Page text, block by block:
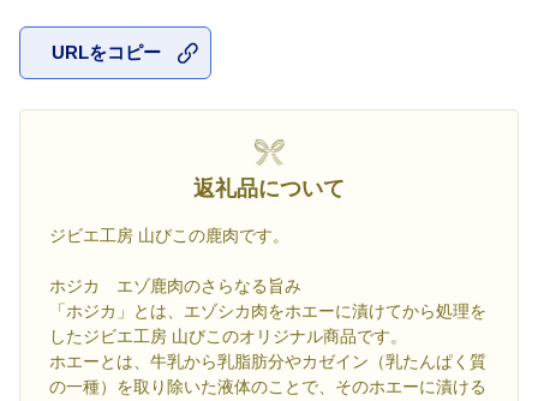
URLをコピー
返礼品について
ジビエ工房 山びこの鹿肉です。
ホジカ エゾ鹿肉のさらなる旨み
「ホジカ」とは、エゾシカ肉をホエーに漬けてから処理を
したジビエ工房 山びこのオリジナル商品です。
ホエーとは、牛乳から乳脂肪分やカゼイン（乳たんぱく質
の一種）を取り除いた液体のことで、そのホエーに漬ける